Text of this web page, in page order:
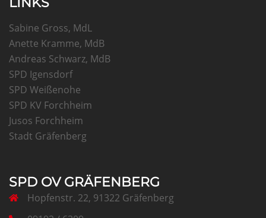
Sabine Gross, MdL
Anette Kramme, MdB
Andreas Schwarz, MdB
SPD Igensdorf
SPD Weißenohe
SPD KV Forchheim
Jusos Forchheim
Stadt Gräfenberg
SPD OV GRÄFENBERG
Hopfenstr. 22, 91322 Gräfenberg